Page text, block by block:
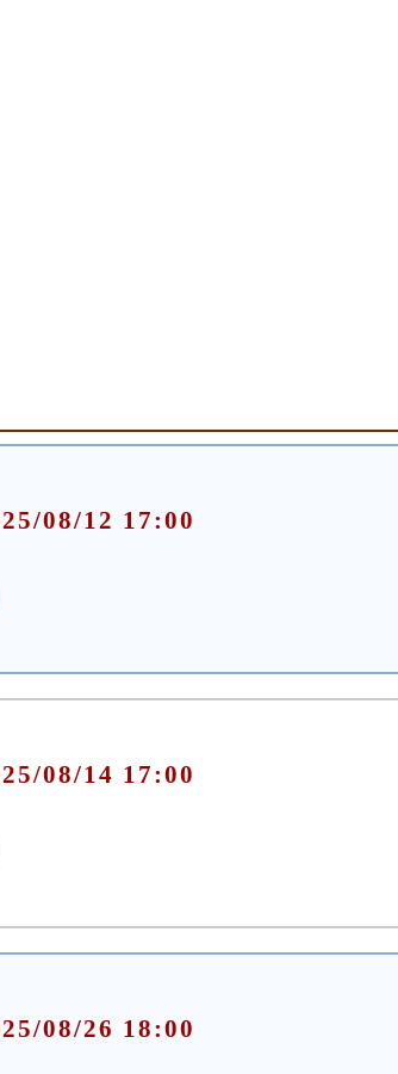
08/12 17:00
08/14 17:00
08/26 18:00